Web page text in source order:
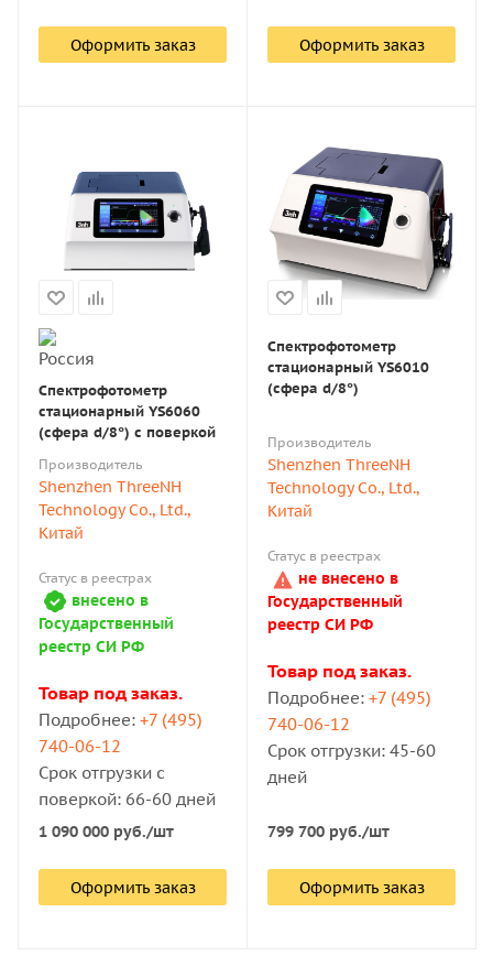
Оформить заказ Оформить заказ
Спектрофотометр
стационарный YS6060
(сфера d/8°) с поверкой
Производитель
Shenzhen ThreeNH
Technology Co., Ltd.,
Китай
Статус в реестрах
внесено в
Государственный
реестр СИ РФ
Товар под заказ.
Подробнее: +7 (495)
740-06-12
Срок отгрузки с
поверкой: 66-60 дней
1 090 000 руб./шт
Оформить заказ
Спектрофотометр
стационарный YS6010
(сфера d/8°)
Производитель
Shenzhen ThreeNH
Technology Co., Ltd.,
Китай
Статус в реестрах
не внесено в
Государственный
реестр СИ РФ
Товар под заказ.
Подробнее: +7 (495)
740-06-12
Срок отгрузки: 45-60
дней
799 700 руб./шт
Оформить заказ